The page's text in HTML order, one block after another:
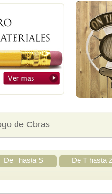
de Obras
De I hasta S De T hasta